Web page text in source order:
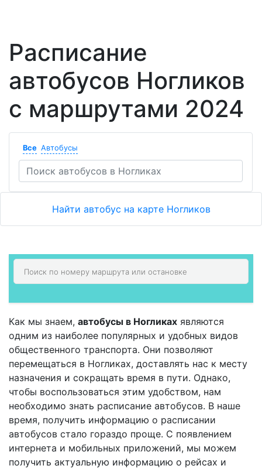
Расписание
автобусов Ногликов
с маршрутами 2024
Все Автобусы
Найти автобус на карте Ногликов
Как мы знаем, автобусы в Ногликах являются
одним из наиболее популярных и удобных видов
общественного транспорта. Они позволяют
перемещаться в Ногликах, доставлять нас к месту
назначения и сокращать время в пути. Однако,
чтобы воспользоваться этим удобством, нам
необходимо знать расписание автобусов. В наше
время, получить информацию о расписании
автобусов стало гораздо проще. С появлением
интернета и мобильных приложений, мы можем
получить актуальную информацию о рейсах и